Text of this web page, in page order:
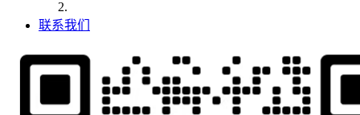
联系我们